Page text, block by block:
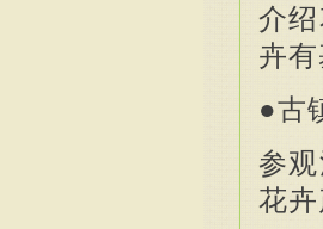
介
卉有
●古
参
花